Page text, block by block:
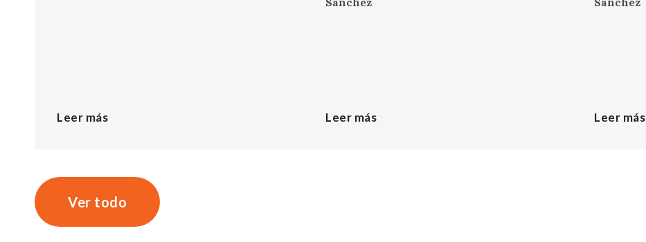
Leer más Leer más Leer más
Ver todo